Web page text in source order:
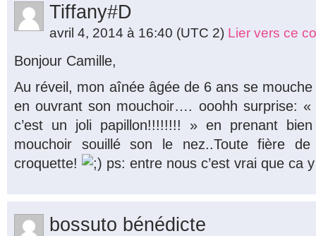
Tiffany#D
avril 4, 2014 à 16:40 (UTC 2) Lier vers ce
Bonjour Camille,
Au réveil, mon aînée âgée de 6 ans se
en ouvrant son mouchoir…. ooohh surprise: «
c’est un joli papillon!!!!!!!! » en prenant
mouchoir souillé son le nez..Toute fière
croquette!
ps: entre nous c’est vrai que ca
bossuto bénédicte